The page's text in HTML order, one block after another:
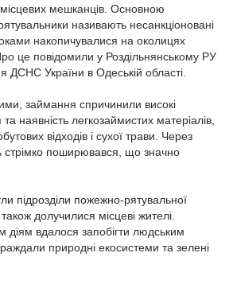
мешканців. Основною
називають несанкціоновані
накопичувалися на околицях
це повідомили у Роздільнянському РУ
ДСНС України в Одеській області.
займання спричинили високі
наявність легкозаймистих матеріалів,
відходів і сухої трави. Через
стрімко поширювався, що значно
підрозділи пожежно-рятувальної
долучилися місцеві жителі.
діям вдалося запобігти людським
природні екосистеми та зелені